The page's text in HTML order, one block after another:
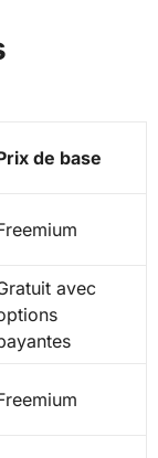
de base
avec